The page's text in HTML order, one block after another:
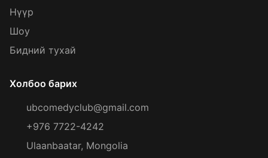
Нүүр
Шоу
Бидний тухай
Холбоо барих
ubcomedyclub@gmail.com
+976 7722-4242
Ulaanbaatar, Mongolia